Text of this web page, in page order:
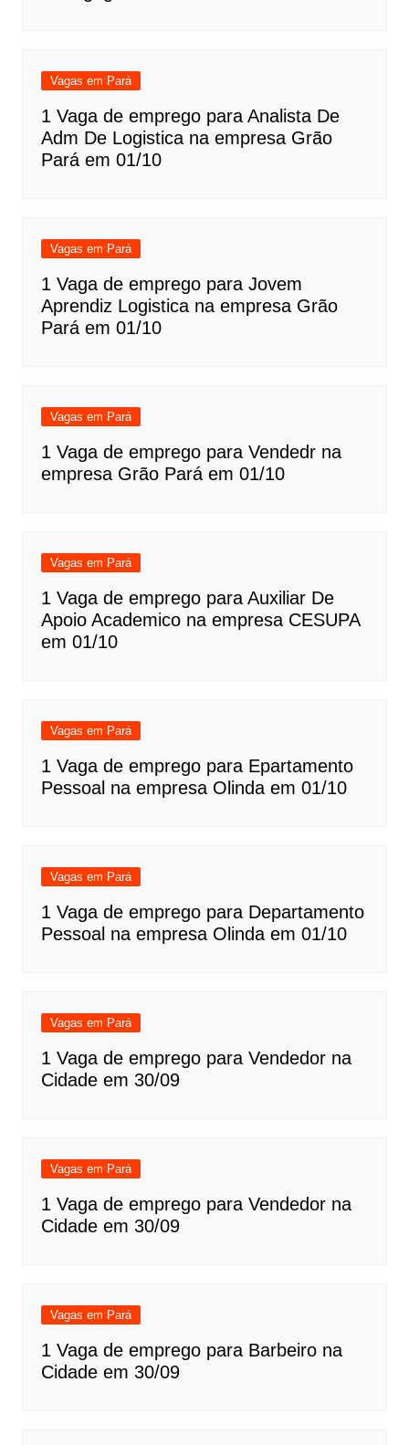
Vagas em Pará
1 Vaga de emprego para Analista De
Adm De Logistica na empresa Grão
Pará em 01/10
Vagas em Pará
1 Vaga de emprego para Jovem
Aprendiz Logistica na empresa Grão
Pará em 01/10
Vagas em Pará
1 Vaga de emprego para Vendedr na
empresa Grão Pará em 01/10
Vagas em Pará
1 Vaga de emprego para Auxiliar De
Apoio Academico na empresa CESUPA
em 01/10
Vagas em Pará
1 Vaga de emprego para Epartamento
Pessoal na empresa Olinda em 01/10
Vagas em Pará
1 Vaga de emprego para Departamento
Pessoal na empresa Olinda em 01/10
Vagas em Pará
1 Vaga de emprego para Vendedor na
Cidade em 30/09
Vagas em Pará
1 Vaga de emprego para Vendedor na
Cidade em 30/09
Vagas em Pará
1 Vaga de emprego para Barbeiro na
Cidade em 30/09